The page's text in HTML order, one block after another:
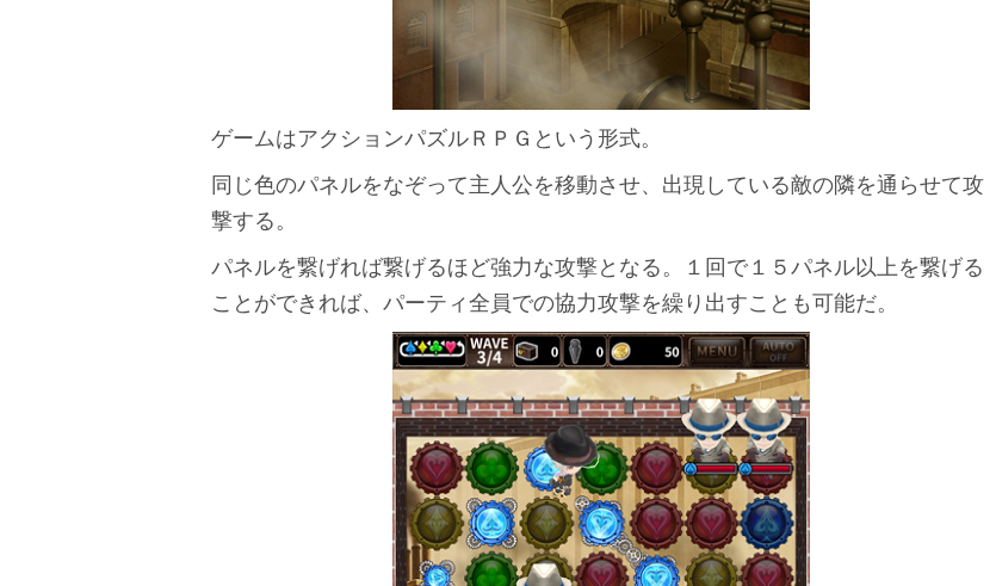
ゲームはアクションパズルＲＰＧという形式。
同じ色のパネルをなぞって主人公を移動させ、出現している敵の隣を通らせて攻
撃する。
パネルを繋げれば繋げるほど強力な攻撃となる。１回で１５パネル以上を繋げる
ことができれば、パーティ全員での協力攻撃を繰り出すことも可能だ。